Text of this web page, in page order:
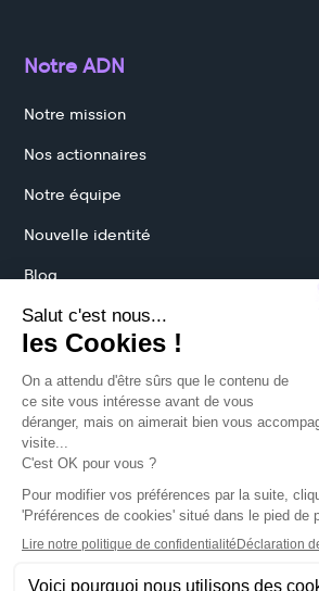
Notre ADN
Notre mission
Nos actionnaires
Notre équipe
Nouvelle identité
Blog
Protection des données
Mentions légales
CGU
Politique cookies
Préférences cookies